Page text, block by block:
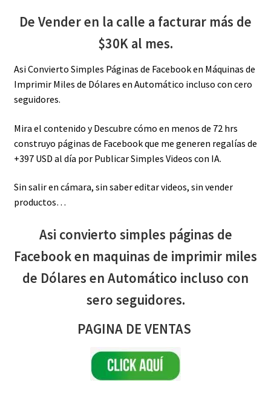
De Vender en la calle a facturar más de
$30K al mes.
Asi Convierto Simples Páginas de Facebook en Máquinas de
Imprimir Miles de Dólares en Automático incluso con cero
seguidores.
Mira el contenido y Descubre cómo en menos de 72 hrs
construyo páginas de Facebook que me generen regalías de
+397 USD al día por Publicar Simples Videos con IA.
Sin salir en cámara, sin saber editar videos, sin vender
productos…
Asi convierto simples páginas de
Facebook en maquinas de imprimir miles
de Dólares en Automático incluso con
sero seguidores.
PAGINA DE VENTAS